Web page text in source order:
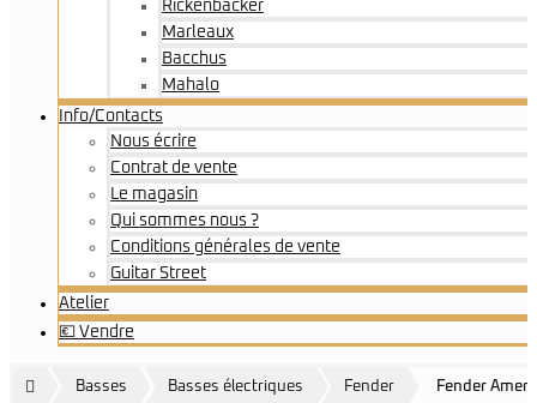
Rickenbacker
Marleaux
Bacchus
Mahalo
Info/Contacts
Nous écrire
Contrat de vente
Le magasin
Qui sommes nous ?
Conditions générales de vente
Guitar Street
Atelier
💶 Vendre
Basses Basses électriques Fender Fender